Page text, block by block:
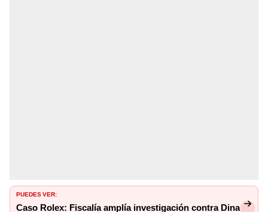
PUEDES VER:
Caso Rolex: Fiscalía amplía investigación contra Dina